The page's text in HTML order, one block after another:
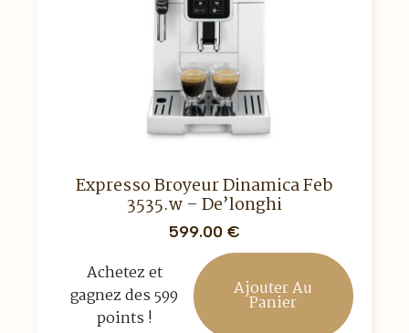
Expresso Broyeur Dinamica Feb
3535.w – De’longhi
599.00 €
Achetez et
gagnez des 599
points !
Ajouter Au
Panier